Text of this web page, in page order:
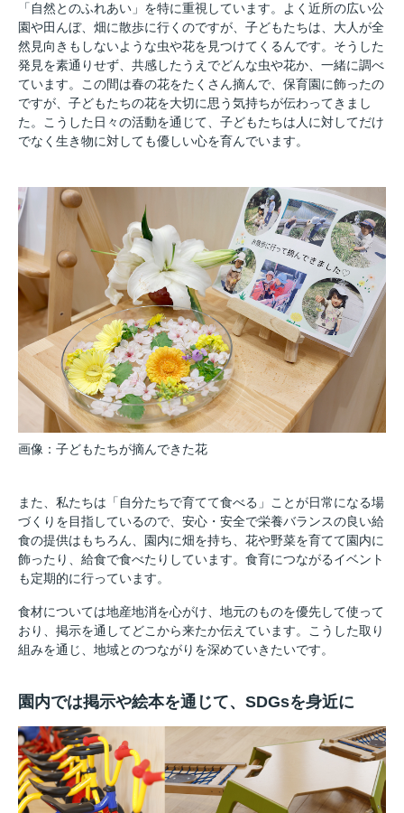
「自然とのふれあい」を特に重視しています。よく近所の広い公
園や田んぼ、畑に散歩に行くのですが、子どもたちは、大人が全
然見向きもしないような虫や花を見つけてくるんです。そうした
発見を素通りせず、共感したうえでどんな虫や花か、一緒に調べ
ています。この間は春の花をたくさん摘んで、保育園に飾ったの
ですが、子どもたちの花を大切に思う気持ちが伝わってきまし
た。こうした日々の活動を通じて、子どもたちは人に対してだけ
でなく生き物に対しても優しい心を育んでいます。
画像：子どもたちが摘んできた花
また、私たちは「自分たちで育てて食べる」ことが日常になる場
づくりを目指しているので、安心・安全で栄養バランスの良い給
食の提供はもちろん、園内に畑を持ち、花や野菜を育てて園内に
飾ったり、給食で食べたりしています。食育につながるイベント
も定期的に行っています。
食材については地産地消を心がけ、地元のものを優先して使って
おり、掲示を通してどこから来たか伝えています。こうした取り
組みを通じ、地域とのつながりを深めていきたいです。
園内では掲示や絵本を通じて、SDGsを身近に